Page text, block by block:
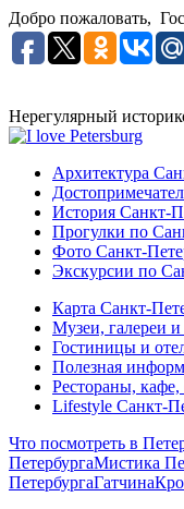
Добро пожаловать,
Нерегулярный
Архитектура
История Санкт-
Прогулки по
Фото Санкт-
Экскурсии по
Карта Санкт-
Музеи, галереи
Гостиницы и
Полезная
Рестораны,
Lifestyle Санкт-
Что посмотреть в
ПетербургаМистика
ПетербургаГатчина